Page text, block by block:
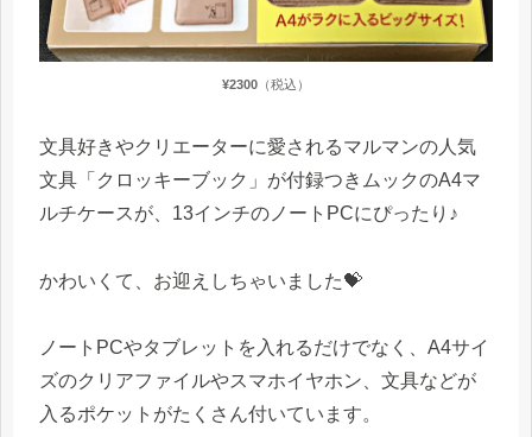
¥2300 （税込）
文具好きやクリエーターに愛されるマルマンの人気
文具「クロッキーブック」が付録つきムックのA4マ
ルチケースが、13インチのノートPCにぴったり♪
かわいくて、お迎えしちゃいました💝
ノートPCやタブレットを入れるだけでなく、A4サイ
ズのクリアファイルやスマホイヤホン、文具などが
入るポケットがたくさん付いています。